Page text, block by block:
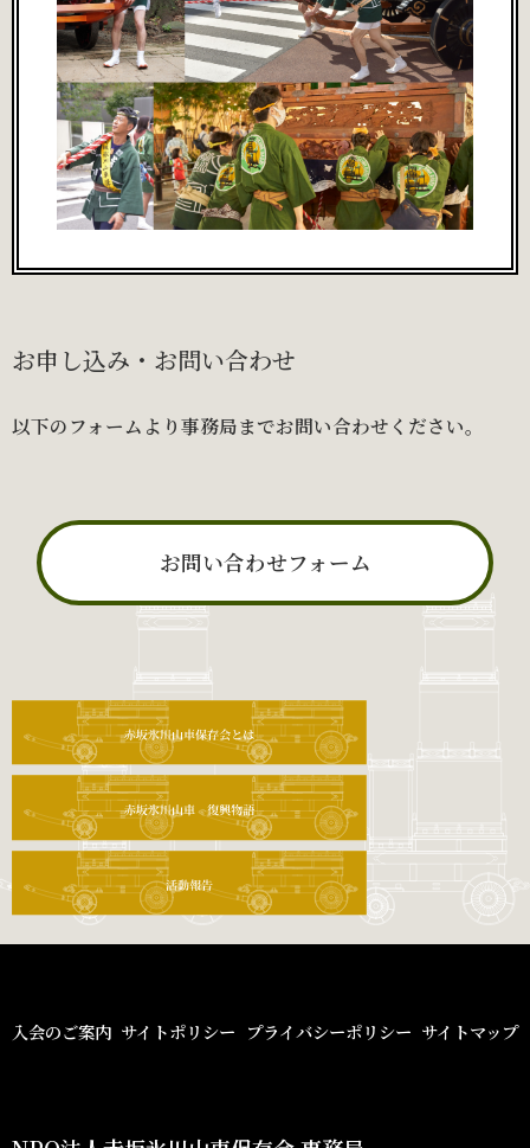
お申し込み・お問い合わせ
以下のフォームより事務局までお問い合わせください。
お問い合わせフォーム
入会のご案内 サイトポリシー プライバシーポリシー サイトマップ